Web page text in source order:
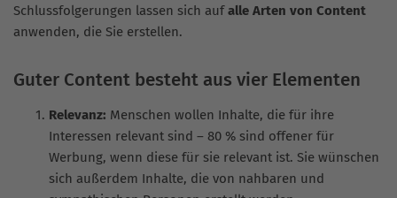
Schlussfolgerungen lassen sich aufalle Arten von Content
anwenden, die Sie erstellen.
Guter Content besteht aus vier Elementen
Relevanz: Menschen wollen Inhalte, die für ihre
Interessen relevant sind – 80 % sind offener für
Werbung, wenn diese für sie relevant ist. Sie wünschen
sich außerdem Inhalte, die von nahbaren und